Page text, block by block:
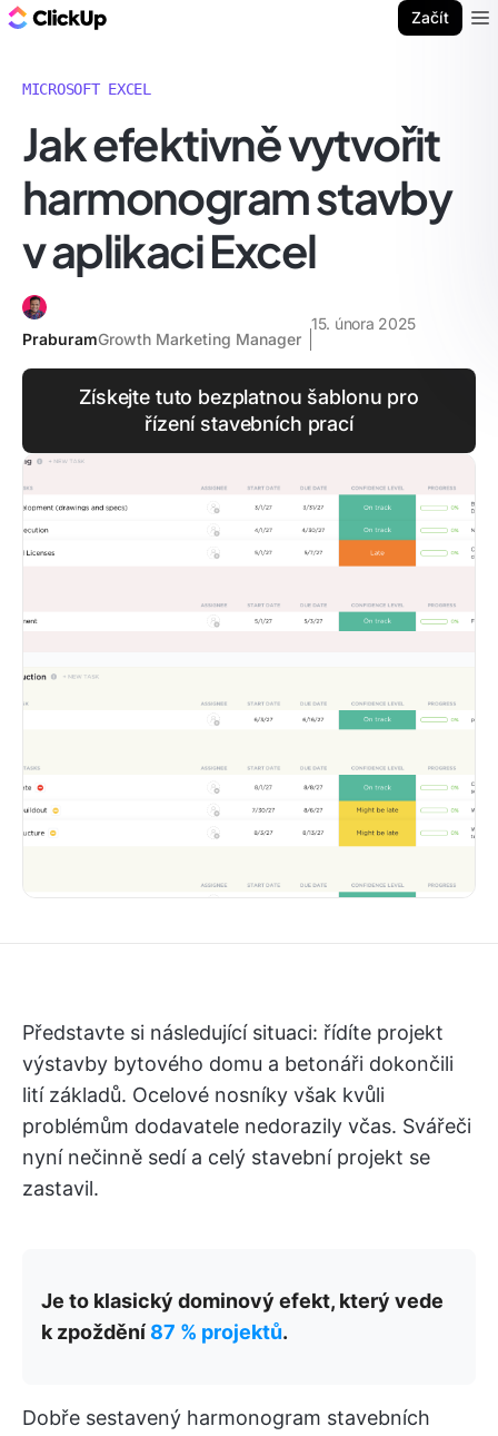
Začít
MICROSOFT EXCEL
Jak efektivně vytvořit
harmonogram stavby
v aplikaci Excel
PraburamGrowth Marketing Manager
15. února 2025
Získejte tuto bezplatnou šablonu pro
řízení stavebních prací
Představte si následující situaci: řídíte projekt
výstavby bytového domu a betonáři dokončili
lití základů. Ocelové nosníky však kvůli
problémům dodavatele nedorazily včas. Svářeči
nyní nečinně sedí a celý stavební projekt se
zastavil.
Je to klasický dominový efekt, který vede
k zpoždění 87 % projektů.
Dobře sestavený harmonogram stavebních